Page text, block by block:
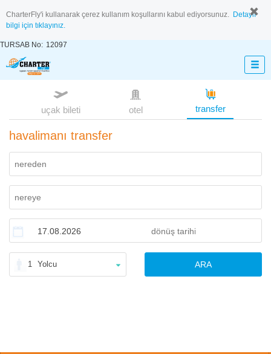
CharterFly'i kullanarak çerez kullanım koşullarını kabul ediyorsunuz. Detaylı
bilgi için tıklayınız.
TURSAB No: 12097
uçak bileti otel transfer
havalimanı transfer
1 Yolcu ARA